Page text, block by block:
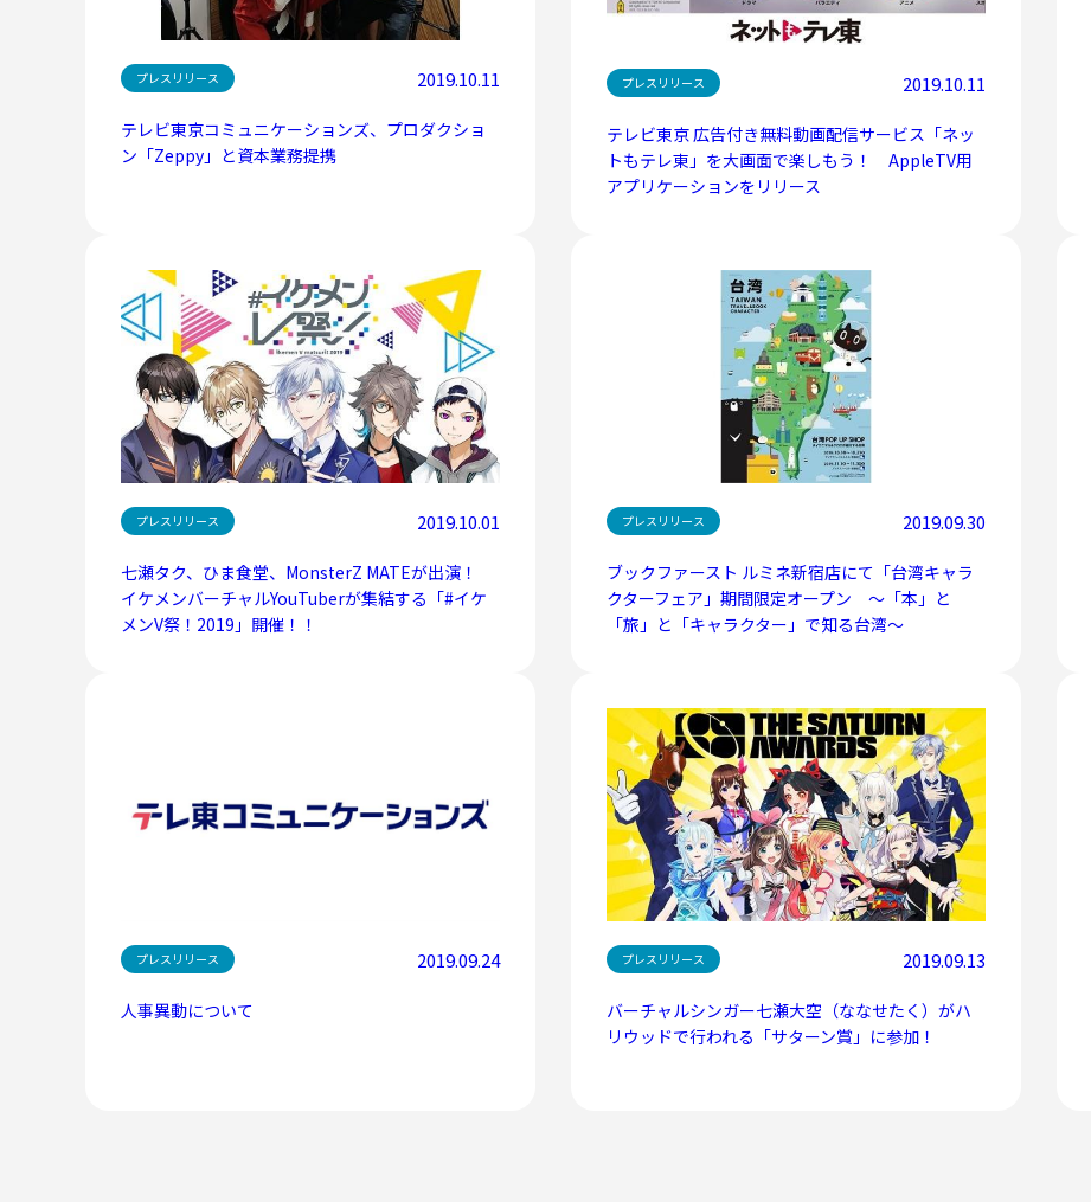
プレスリリース 2019.10.11
テレビ東京コミュニケーションズ、プロダクショ
ン「Zeppy」と資本業務提携
プレスリリース 2019.10.11
テレビ東京 広告付き無料動画配信サービス「ネッ
トもテレ東」を大画面で楽しもう！ AppleTV用
アプリケーションをリリース
プレスリリース 2019.10.01
七瀬タク、ひま食堂、MonsterZ MATEが出演！
イケメンバーチャルYouTuberが集結する「#イケ
メンV祭！2019」開催！！
プレスリリース 2019.09.30
ブックファースト ルミネ新宿店にて「台湾キャラ
クターフェア」期間限定オープン ～「本」と
「旅」と「キャラクター」で知る台湾～
プレスリリース 2019.09.24
人事異動について
プレスリリース 2019.09.13
バーチャルシンガー七瀬大空（ななせたく）がハ
リウッドで行われる「サターン賞」に参加！